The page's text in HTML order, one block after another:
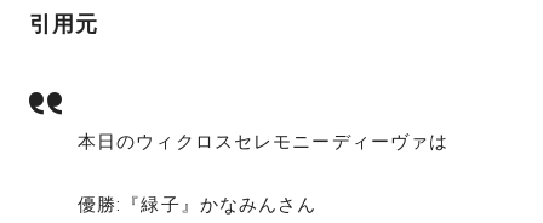
引用元
本日のウィクロスセレモニーディーヴァは
優勝:『緑子』かなみんさん